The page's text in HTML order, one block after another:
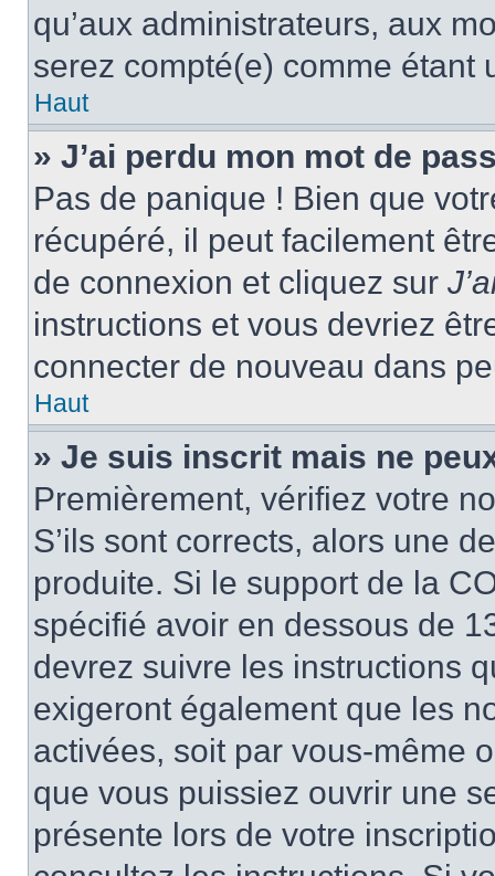
qu’aux administrateurs, aux
serez compté(e) comme étant
Haut
» J’ai perdu mon mot de
Pas de panique ! Bien que
récupéré, il peut facilement
de connexion et cliquez sur
instructions et vous devriez
connecter de nouveau dans
Haut
» Je suis inscrit mais ne
Premièrement, vérifiez votre
S’ils sont corrects, alors une
produite. Si le support de la
spécifié avoir en dessous de
devrez suivre les instructions
exigeront également que les
activées, soit par vous-même
que vous puissiez ouvrir une
présente lors de votre